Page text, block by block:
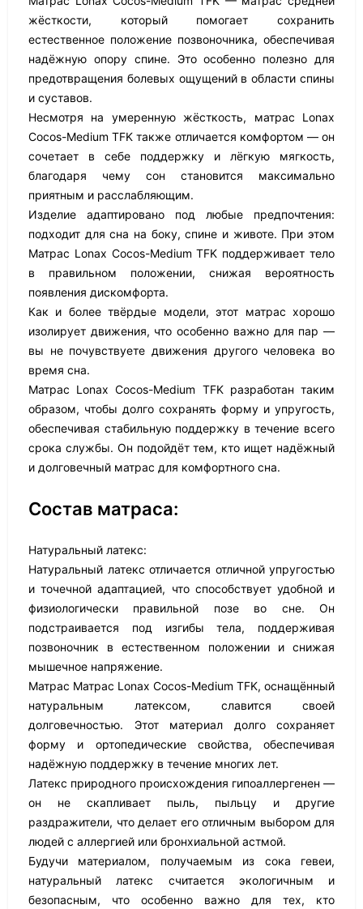
жёсткости, который помогает сохранить
естественное положение позвоночника, обеспечивая
надёжную опору спине. Это особенно полезно для
предотвращения болевых ощущений в области спины
и суставов.
Несмотря на умеренную жёсткость, матрас Lonax
Cocos-Medium TFK также отличается комфортом — он
сочетает в себе поддержку и лёгкую мягкость,
благодаря чему сон становится максимально
приятным и расслабляющим.
Изделие адаптировано под любые предпочтения:
подходит для сна на боку, спине и животе. При этом
Матрас Lonax Cocos-Medium TFK поддерживает тело
в правильном положении, снижая вероятность
появления дискомфорта.
Как и более твёрдые модели, этот матрас хорошо
изолирует движения, что особенно важно для пар —
вы не почувствуете движения другого человека во
время сна.
Матрас Lonax Cocos-Medium TFK разработан таким
образом, чтобы долго сохранять форму и упругость,
обеспечивая стабильную поддержку в течение всего
срока службы. Он подойдёт тем, кто ищет надёжный
и долговечный матрас для комфортного сна.
Состав матраса:
Натуральный латекс:
Натуральный латекс отличается отличной упругостью
и точечной адаптацией, что способствует удобной и
физиологически правильной позе во сне. Он
подстраивается под изгибы тела, поддерживая
позвоночник в естественном положении и снижая
мышечное напряжение.
Матрас Матрас Lonax Cocos-Medium TFK, оснащённый
натуральным латексом, славится своей
долговечностью. Этот материал долго сохраняет
форму и ортопедические свойства, обеспечивая
надёжную поддержку в течение многих лет.
Латекс природного происхождения гипоаллергенен —
он не скапливает пыль, пыльцу и другие
раздражители, что делает его отличным выбором для
людей с аллергией или бронхиальной астмой.
Будучи материалом, получаемым из сока гевеи,
натуральный латекс считается экологичным и
безопасным, что особенно важно для тех, кто